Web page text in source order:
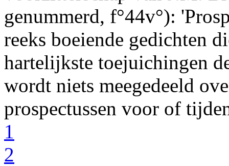
genummerd, f°44v°): '
reeks boeiende gedichten
hartelijkste toejuichingen
wordt niets meegedeeld
prospectussen voor of
1
2